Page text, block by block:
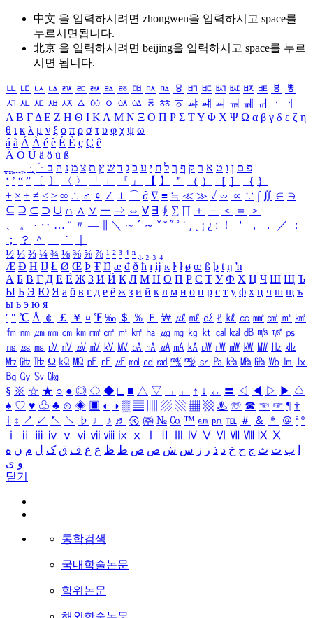
中文 을 입력하시려면 zhongwen을 입력하시고 space를
누르시면됩니다.
北京 을 입력하시려면 beijing을 입력하시고 space를 누르
시면 됩니다.
ㅥ ㅦ ㅧ ㅨ ㅩ ㅪ ㅫ ㅬ ㅭ ㅮ ㅯ ㅰ ㅱ ㅲ ㅳ ㅴ ㅵ ㅶ ㅷ ㅸ
ㅹ
ㅺ ㅻ ㅼ ㅽ ㅾ ㅿ ㆀ ㆁ ㆂ ㆃ ㆄ ㆅ ㆆ ㆇ ㆈ ㆉ ㆊ ㆋ ㆌ ㆍ
ㆎ
Α Β ΓΔ Ε Ζ Η Θ Ι ΚΛ Μ Ν Ξ Ο Π Ρ Σ ΤΥ Φ Χ Ψ Ω α β γ δ ε ζ η
θ ι κ λ μ ν ξ ο π ρ σ τ υ φ χ ψ ω
á à Á À é è É È ç Ç ê
Ä Ö Ü ä ö ü ß
ִֶֹ ֻּ ׁׂ פ ם ן ו ט א ר ק ף ך ל ח י ע כ ג ד ש ץ ת צ מ נ ה ב
‘ ’ “ ” 〔 〕 〈 〉 「 」 『 』 【 】 ＂ （ ） ［ ］ ｛ ｝
± × ÷ ≠ ≤ ≥ ∞ ∴ ♂ ♀ ∠ ⊥ ⌒ ∂ ∇ ≡ ≒ ≪ ≫ √ ∽ ∝ ∵ ∫ ∬ ∈ ∋
⊆ ⊇ ⊂ ⊃ ∪ ∩ ∧ ∨ ￢ ⇒ ⇔ ∀ ∃ ∮ ∑ ∏ ＋ － ＜ ＝
＞
、
。 · ‥ … ¨ 〃 ― ＼ ∼ ´ ～ ˇ ˘ ˝ ˚ ˙ ¸ ¡ ¿ ː ！ ＇ ， ． ／
：
；
？ ＾ ｀
½ ⅓ ⅔ ¼ ¾ ⅛ ⅜ ⅝ ⅞ ¹ ² ³ ⁴ ⁿ ₁ ₂ ₃ ₄
Æ Ð Ħ Ĳ Ł Ø Œ Þ Ŧ Ŋ æ đ ð ħ ı ĳ ĸ ŀ ł ø œ ß þ ŧ ŋ ŉ
А Б В Г Д Е Ё Ж З И Й К Л М Н О П Р С Т У Ф Х Ц Ч Ш Щ Ъ
Ы Ь Э Ю Я а б в г д е ё ж з и й к л м н о п р с т у ф х ц ч ш щ ъ
ы ь э ю я
′ ″ ℃ Å ￠ ￡ ￥ ¤ ℉ ‰ ＄ ％ Ｆ ￦ ㎕ ㎖ ㎗ ℓ ㎘ ㏄ ㎣ ㎤ ㎥ ㎦
㎙ ㎚ ㎛ ㎜ ㎝ ㎞ ㎟ ㎠ ㎡ ㎢ ㏊ ㎍ ㎎ ㎏ ㏏ ㎈ ㎉ ㏈ ㎧ ㎨ ㎰
㎱ ㎲ ㎳ ㎴ ㎵ ㎶ ㎷ ㎸ ㎹ ㎀ ㎁ ㎂ ㎃ ㎄ ㎺ ㎻ ㎽ ㎾ ㎿ ㎐ ㎑
㎒ ㎓ ㎔ Ω ㏀ ㏁ ㎊ ㎋ ㎌ ㏖ ㏅ ㎭ ㎮ ㎯ ㏛ ㎩ ㎪ ㎫ ㎬ ㏝ ㏐
㏓
㏃ ㏉ ㏜ ㏆
§ ※ ☆ ★ ○ ● ◎ ◇ ◆ □ ■ △ ▽ → ← ↑ ↓ ↔ 〓 ◁ ◀ ▷ ▶ ♤
♠ ♡ ♥ ♧ ♣ ⊙ ◈ ▣ ◐ ◑ ▒ ▤ ▨ ▧ ▦ ▩ ♨ ☏ ☎ ☜ ☞ ¶ †
‡ ↕ ↗ ↙ ↖ ↘ ♭ ♩ ♪ ♬ ㉿ ㈜ № ㏇ ™ ㏂ ㏘ ℡ ＃ ＆ ＊ ＠ ª º
ⅰ
ⅱ ⅲ ⅳ ⅴ ⅵ ⅶ ⅷ ⅸ ⅹ Ⅳ Ⅴ Ⅵ Ⅶ Ⅷ Ⅸ Ⅹ
ب ت ث ج ح خ د ذ ر ز س ش ص ض ط ظ ع غ ف ق ک ل م ن ه
و ی
닫기
통합검색
국내학술논문
학위논문